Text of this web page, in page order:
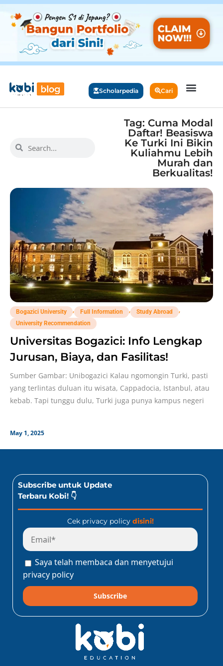
Scholarpedia Cari
Tag: Cuma Modal
Daftar! Beasiswa
Ke Turki Ini Bikin
Kuliahmu Lebih
Murah dan
Berkualitas!
Bogazici University , Full Information , Study Abroad
,
University Recommendation
Universitas Bogazici: Info Lengkap
Jurusan, Biaya, dan Fasilitas!
Sumber Gambar: Unibogazici Kalau ngomongin Turki, pasti
yang terlintas duluan itu wisata, Cappadocia, Istanbul, atau
kebab. Tapi tunggu dulu, Turki juga punya kampus negeri
May 1, 2025
Subscribe untuk Update
Terbaru Kobi! 👇
Cek privacy policy disini!
Saya telah membaca dan menyetujui
privacy policy
Subscribe